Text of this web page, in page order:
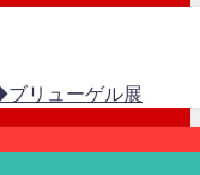
ブリューゲル展